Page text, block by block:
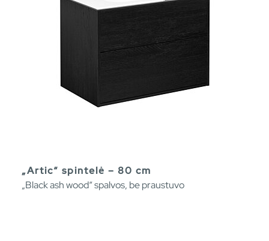
„Artic“ spintelė – 80 cm
„Black ash wood“ spalvos, be praustuvo